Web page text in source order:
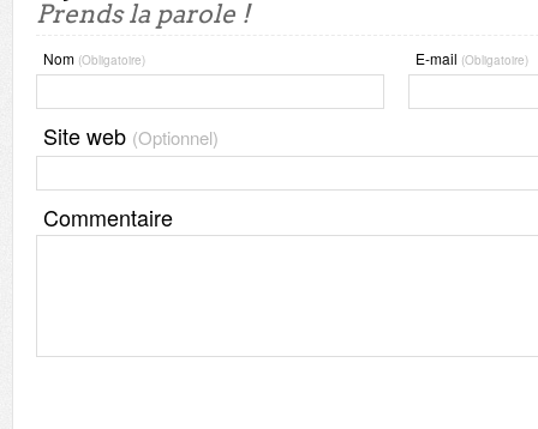
Prends la parole !
Nom (Obligatoire) E-mail (Obligatoire)
Site web (Optionnel)
Commentaire